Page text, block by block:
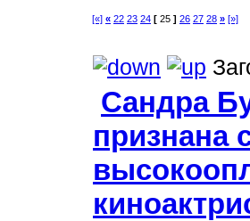
[«] « 22 23 24 [ 25 ] 26 27 28 » [»]
Сандра
признана